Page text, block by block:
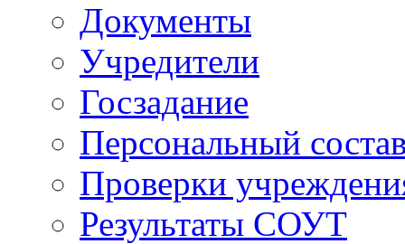
Документы
Учредители
Госзадание
Персональный
Проверки
Результаты СОУТ